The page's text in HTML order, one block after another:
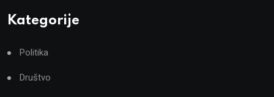
Kategorije
Politika
Društvo